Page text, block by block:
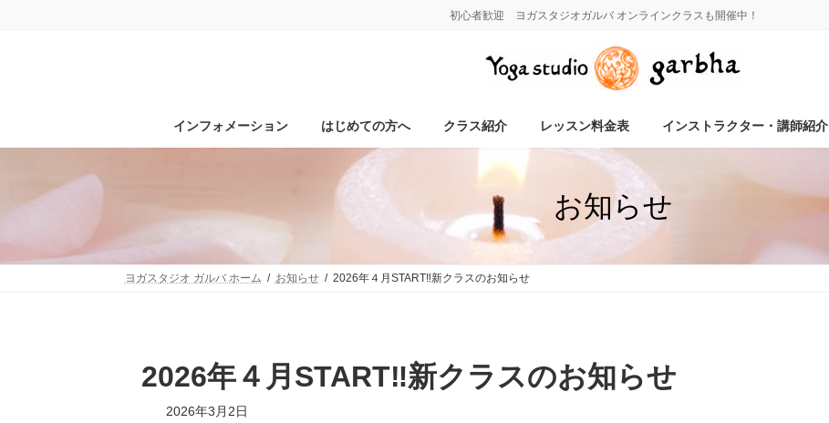
初心者歓迎 ヨガスタジオガルバ オンラインクラスも開催中！
インフォメーション はじめての方へ クラス紹介 レッスン料金表 インストラクター・講師紹介
お知らせ
ヨガスタジオ ガルバ ホーム お知らせ 2026年４月START‼新クラスのお知らせ
2026年４月START‼新クラスのお知らせ
2026年3月2日